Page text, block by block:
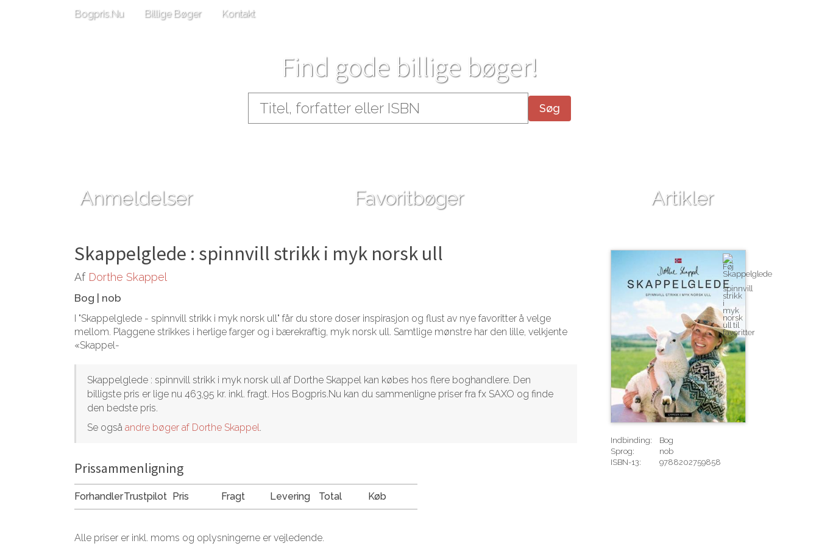
Bogpris.Nu Billige Bøger Kontakt
Find gode billige bøger!
Søg
Anmeldelser Favoritbøger Artikler
Indbinding:
Bog
Sprog:
nob
ISBN-13:
9788202759858
Skappelglede : spinnvill strikk i myk norsk ull
Af Dorthe Skappel
Bog nob
I "Skappelglede - spinnvill strikk i myk norsk ull" får du store doser inspirasjon og flust av nye favoritter å velge
mellom. Plaggene strikkes i herlige farger og i bærekraftig, myk norsk ull. Samtlige mønstre har den lille, velkjente
«Skappel-
Skappelglede : spinnvill strikk i myk norsk ull af Dorthe Skappel kan købes hos flere boghandlere. Den
billigste pris er lige nu 463,95 kr. inkl. fragt. Hos Bogpris.Nu kan du sammenligne priser fra fx SAXO og finde
den bedste pris.
Se også andre bøger af Dorthe Skappel.
Prissammenligning
ForhandlerTrustpilot Pris Fragt Levering Total Køb
Alle priser er inkl. moms og oplysningerne er vejledende.